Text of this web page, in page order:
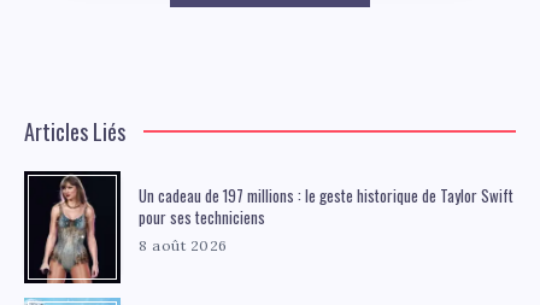
Articles Liés
Un cadeau de 197 millions : le geste historique de Taylor Swift
pour ses techniciens
8 août 2026